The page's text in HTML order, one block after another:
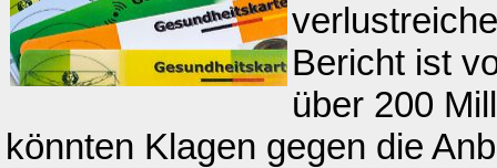
Bericht ist
über 200
könnten Klagen gegen die